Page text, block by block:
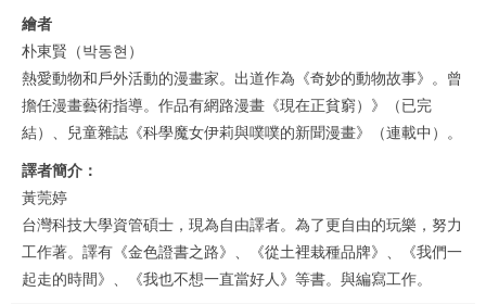
繪者
朴東賢（박동현）
熱愛動物和戶外活動的漫畫家。出道作為《奇妙的動物故事》。曾
擔任漫畫藝術指導。作品有網路漫畫《現在正貧窮）》（已完
結）、兒童雜誌《科學魔女伊莉與噗噗的新聞漫畫》（連載中）。
譯者簡介：
黃莞婷
台灣科技大學資管碩士，現為自由譯者。為了更自由的玩樂，努力
工作著。譯有《金色證書之路》、《從土裡栽種品牌》、《我們一
起走的時間》、《我也不想一直當好人》等書。與編寫工作。